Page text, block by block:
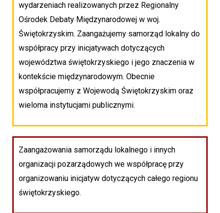
wydarzeniach realizowanych przez Regionalny
Ośrodek Debaty Międzynarodowej w woj.
Świętokrzyskim. Zaangażujemy samorząd lokalny do
współpracy przy inicjatywach dotyczących
województwa świętokrzyskiego i jego znaczenia w
kontekście międzynarodowym. Obecnie
współpracujemy z Wojewodą Świętokrzyskim oraz
wieloma instytucjami publicznymi.
Zaangażowania samorządu lokalnego i innych
organizacji pozarządowych we współpracę przy
organizowaniu inicjatyw dotyczących całego regionu
świętokrzyskiego.